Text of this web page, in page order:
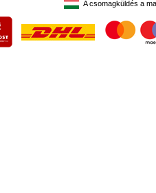
A csomagküldés a